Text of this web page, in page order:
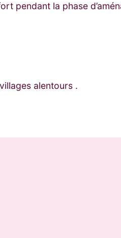
pendant la phase
alentours .